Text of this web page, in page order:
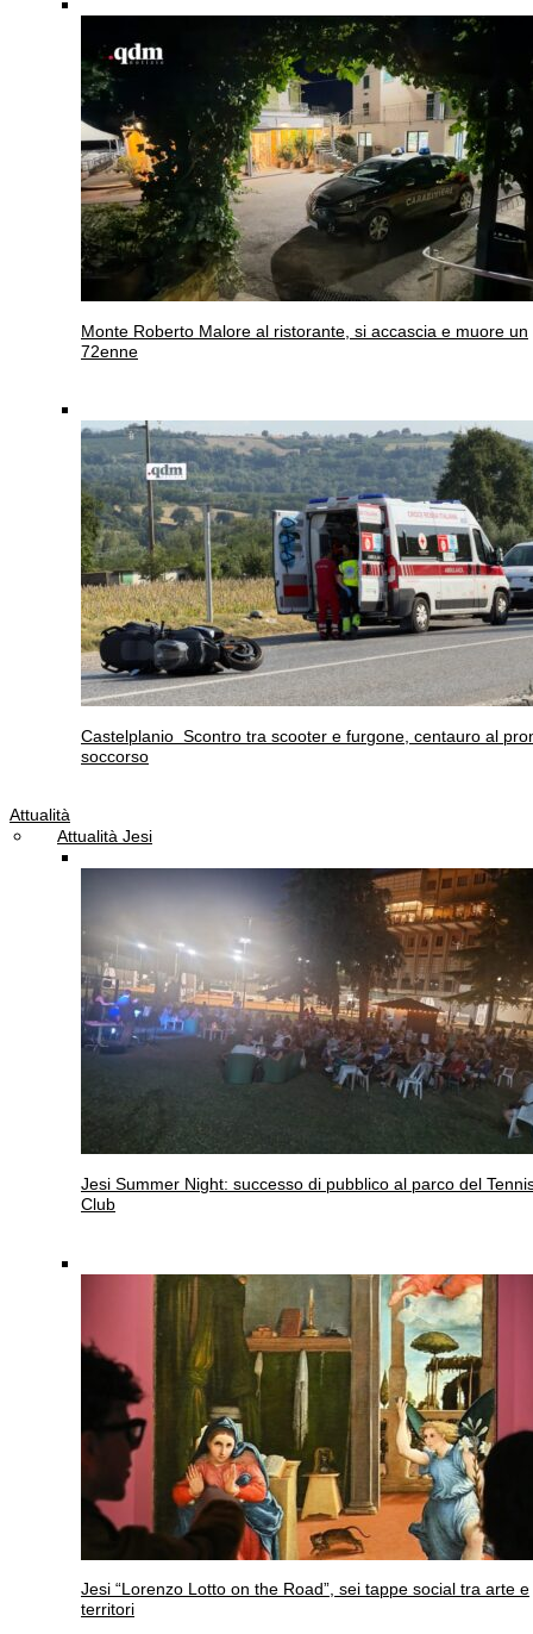
Monte Roberto Malore al ristorante, si accascia e muore un
72enne
Castelplanio Scontro tra scooter e furgone, centauro al
soccorso
Attualità
Attualità Jesi
Jesi Summer Night: successo di pubblico al parco del
Club
Jesi “Lorenzo Lotto on the Road”, sei tappe social tra arte e
territori